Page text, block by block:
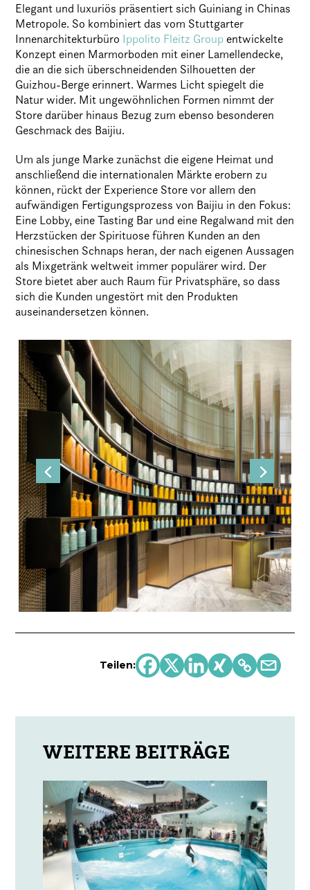
Elegant und luxuriös präsentiert sich Guiniang in Chinas
Metropole. So kombiniert das vom Stuttgarter
Innenarchitekturbüro Ippolito Fleitz Group entwickelte
Konzept einen Marmorboden mit einer Lamellendecke,
die an die sich überschneidenden Silhouetten der
Guizhou-Berge erinnert. Warmes Licht spiegelt die
Natur wider. Mit ungewöhnlichen Formen nimmt der
Store darüber hinaus Bezug zum ebenso besonderen
Geschmack des Baijiu.
Um als junge Marke zunächst die eigene Heimat und
anschließend die internationalen Märkte erobern zu
können, rückt der Experience Store vor allem den
aufwändigen Fertigungsprozess von Baijiu in den Fokus:
Eine Lobby, eine Tasting Bar und eine Regalwand mit den
Herzstücken der Spirituose führen Kunden an den
chinesischen Schnaps heran, der nach eigenen Aussagen
als Mixgetränk weltweit immer populärer wird. Der
Store bietet aber auch Raum für Privatsphäre, so dass
sich die Kunden ungestört mit den Produkten
auseinandersetzen können.
Teilen: